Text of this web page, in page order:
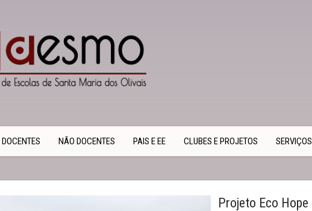
DOCENTES NÃO DOCENTES PAIS E EE CLUBES E PROJETOS SERVIÇOS
Projeto Eco Hope